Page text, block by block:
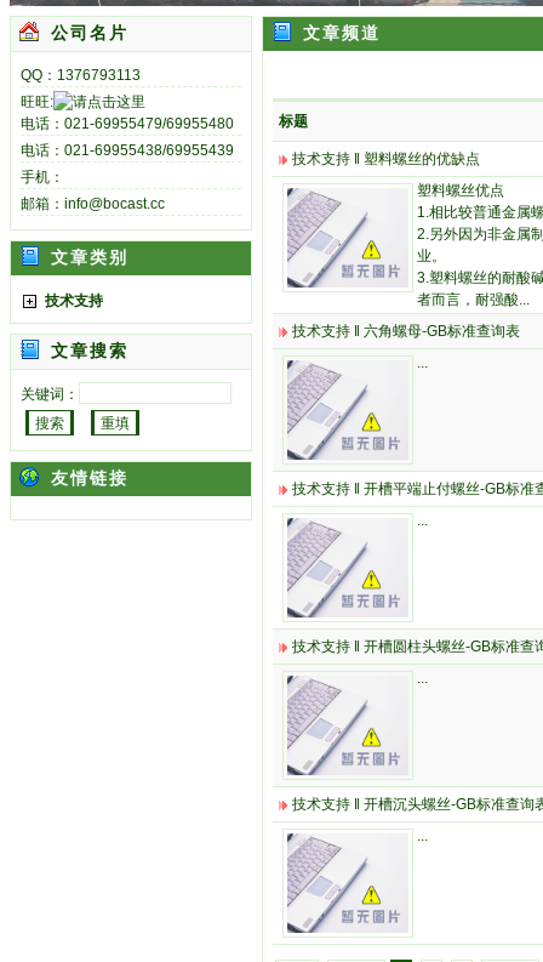
文章频道
标题
技术支持
塑料螺丝的优缺点
塑料螺丝优点
1.相比较普通金属
2.另外因为非金属
业。
3.塑料螺丝的耐酸
者而言，耐强酸...
技术支持
六角螺母-GB标准查询表
...
技术支持
开槽平端止付螺丝-GB标准
...
技术支持
开槽圆柱头螺丝-GB标准查
...
技术支持
开槽沉头螺丝-GB标准查询
...
公司名片
QQ：1376793113
旺旺:
电话：021-69955479/69955480
电话：021-69955438/69955439
手机：
邮箱：info@bocast.cc
文章类别
技术支持
文章搜索
关键词：
友情链接